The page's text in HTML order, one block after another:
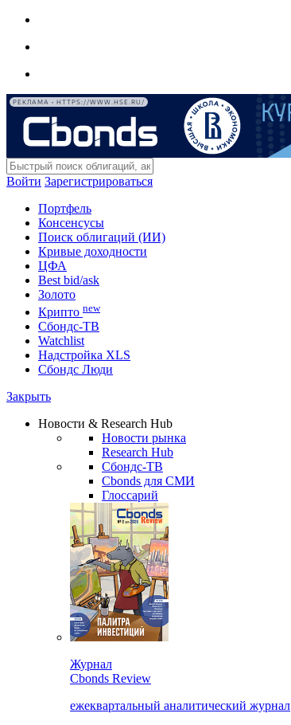
РЕКЛАМА • HTTPS://WWW.HSE.RU/
Войти Зарегистрироваться
Портфель
Консенсусы
Поиск облигаций (ИИ)
Кривые доходности
ЦФА
Best bid/ask
Золото
Крипто new
Сбондс-ТВ
Watchlist
Надстройка XLS
Сбондс Люди
Закрыть
Новости & Research Hub
Новости рынка
Research Hub
Сбондс-ТВ
Cbonds для СМИ
Глоссарий
Журнал
Cbonds Review
ежеквартальный аналитический журнал